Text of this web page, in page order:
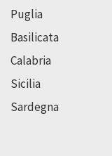
Puglia
Basilicata
Calabria
Sicilia
Sardegna